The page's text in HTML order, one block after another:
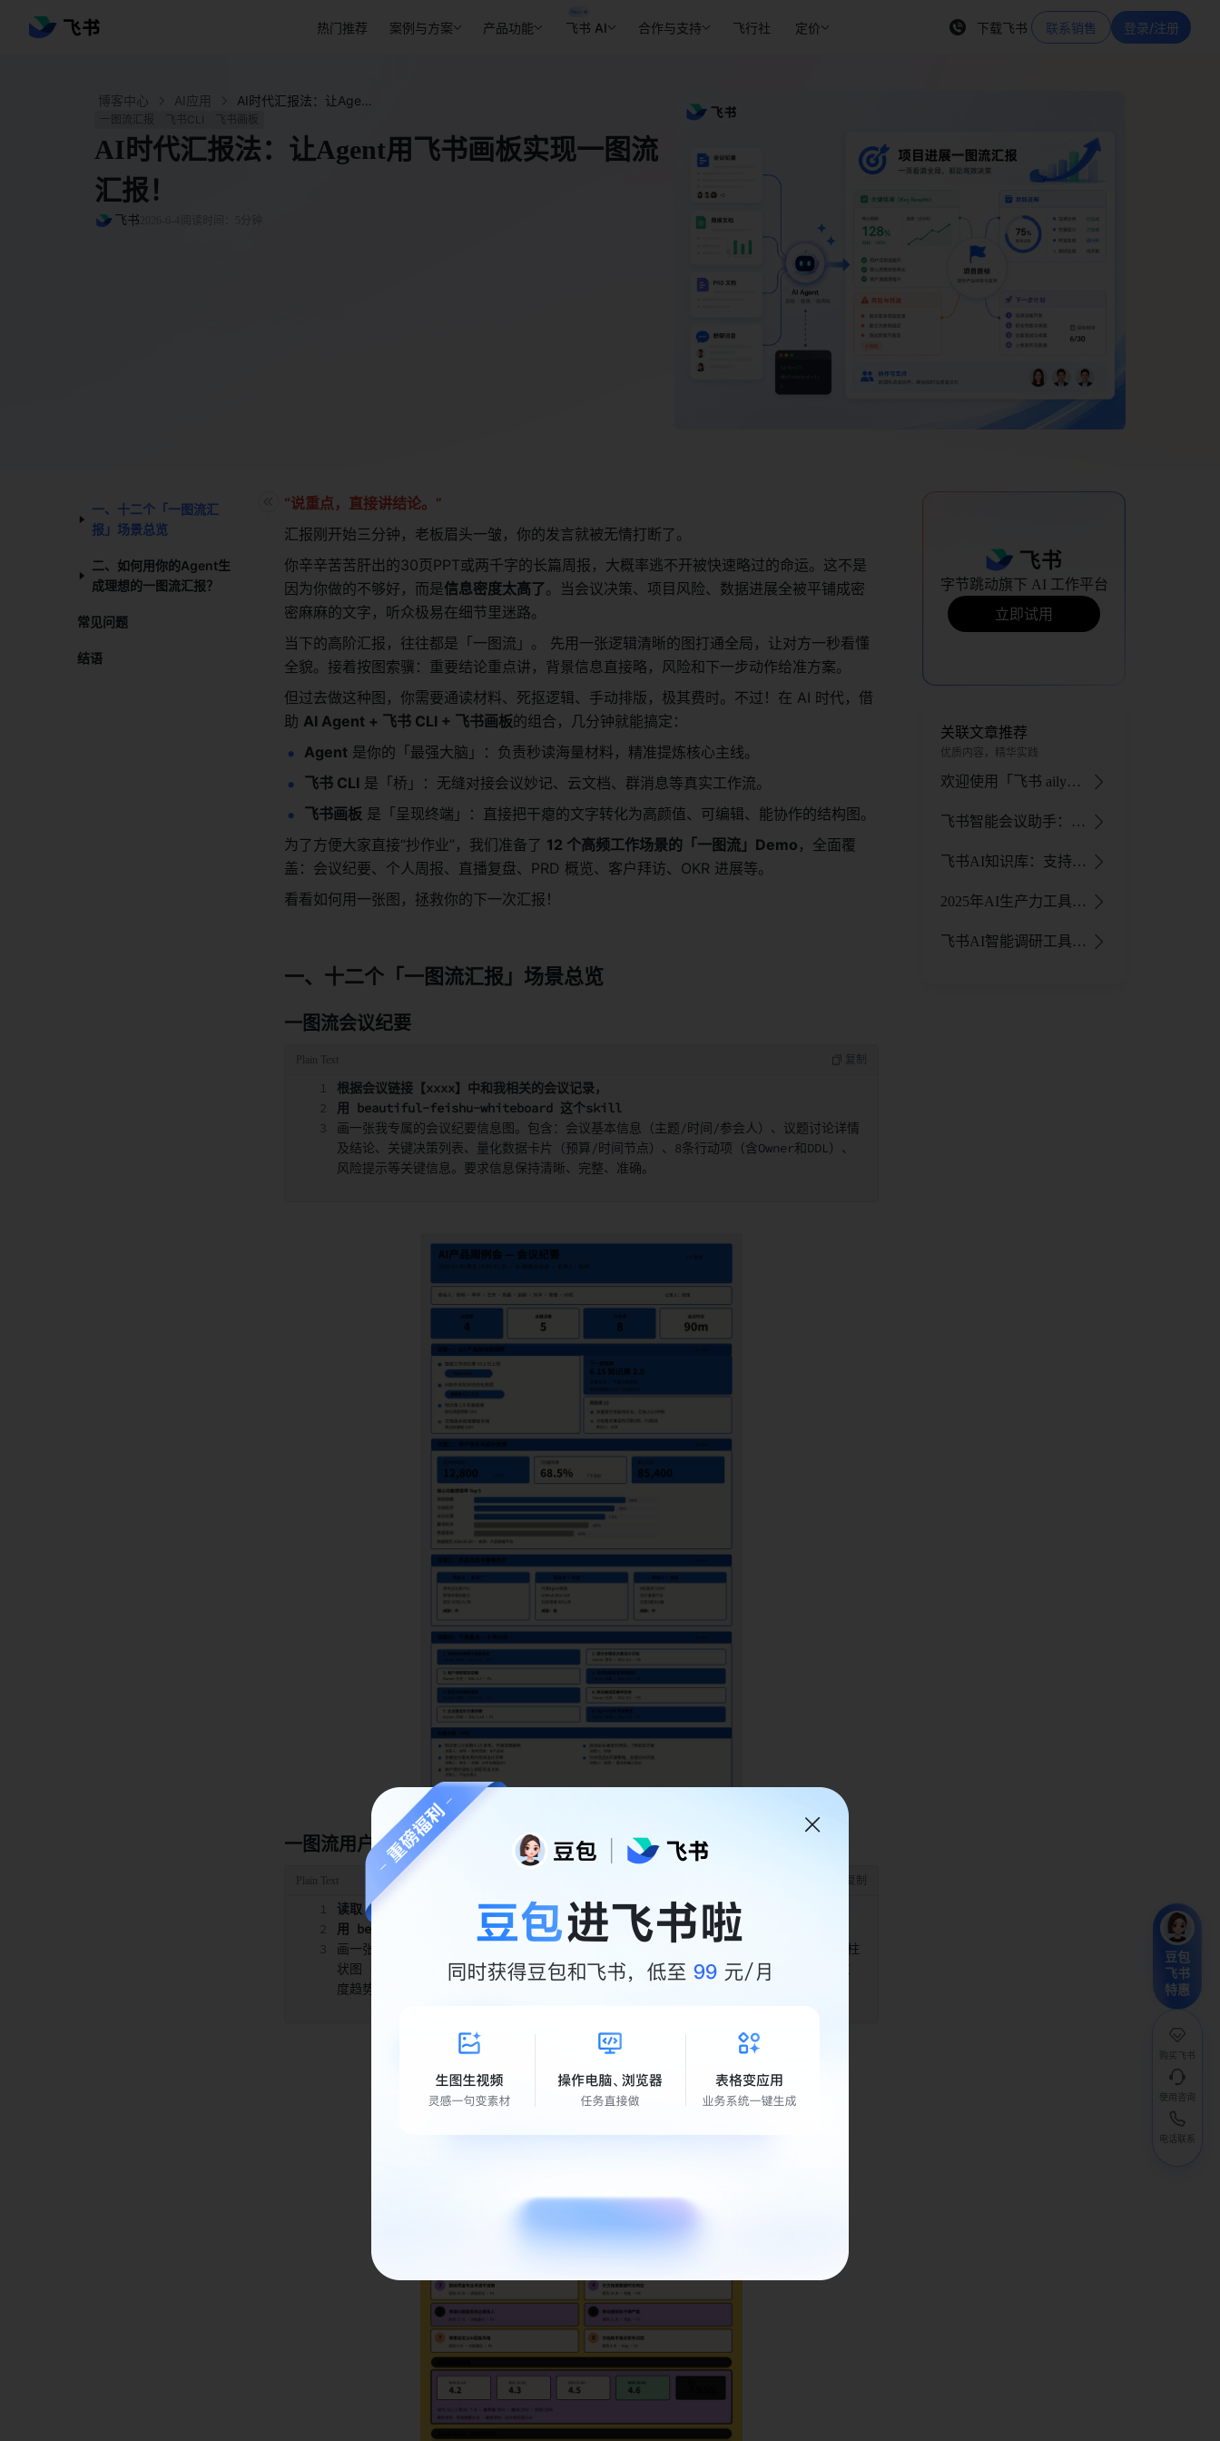
热门推荐 案例与方案 产品功能 飞书 AI 合作与支持 飞行社 定价 下载飞书 联系销售 登录/注册
博客中心 AI应用 AI时代汇报法：让Agent用飞书画板实现一图流汇报！ - 飞书官网
一图流汇报 飞书画板
AI时代汇报法：让Agent用飞书画板实现一图流
汇报！
飞书
一、十二个「一图流汇
报」场景总览​
二、如何用你的Agent生
成理想的一图流汇报？​
常见问题​
结语​
“说重点，直接讲结论。”
汇报刚开始三分钟，老板眉头一皱，你的发言就被无情打断了。
你辛辛苦苦肝出的30页PPT或两千字的长篇周报，大概率逃不开被快速略过的命运。这不是
因为你做的不够好，而是信息密度太高了。当会议决策、项目风险、数据进展全被平铺成密
密麻麻的文字，听众极易在细节里迷路。
当下的高阶汇报，往往都是「一图流」。 先用一张逻辑清晰的图打通全局，让对方一秒看懂
全貌。接着按图索骥：重要结论重点讲，背景信息直接略，风险和下一步动作给准方案。
但过去做这种图，你需要通读材料、死抠逻辑、手动排版，极其费时。不过！在 AI 时代，借
助 AI Agent + 飞书 CLI + 飞书画板的组合，几分钟就能搞定：
Agent 是你的「最强大脑」：负责秒读海量材料，精准提炼核心主线。
飞书 CLI 是「桥」：无缝对接会议妙记、云文档、群消息等真实工作流。
飞书画板 是「呈现终端」：直接把干瘪的文字转化为高颜值、可编辑、能协作的结构图。
为了方便大家直接“抄作业”，我们准备了 12 个高频工作场景的「一图流」Demo ，全面覆
盖：会议纪要、个人周报、直播复盘、PRD 概览、客户拜访、OKR 进展等。
看看如何用一张图，拯救你的下一次汇报！
一、十二个「一图流汇报」场景总览
一图流会议纪要
根据会议链接【xxxx】中和我相关的会议记录，
用 beautiful-feishu-whiteboard 这个skill
画一张我专属的会议纪要信息图。包含：会议基本信息（主题/时间/参会人）、议题讨论详情
及结论、关键决策列表、量化数据卡片（预算/时间节点）、8条行动项（含Owner和DDL）、
风险提示等关键信息。要求信息保持清晰、完整、准确。
一图流用户反馈周报
读取【xxx】反馈群本周聊天记录 ，
用 beautiful-feishu- whiteboard 这个skill
画一张 9:16 竖版用户反馈周报。包含：总量/已处理/待处理/处理率四个大数卡片、分类柱
状图（功能建议/Bug/体验/性能/其他）、Top 8 热门反馈卡片（含频次和优先级）、满意
度趋势（近4周评分+NPS）等信息
字节跳动旗下 AI 工作平台
立即试用
关联文章推荐
优质内容，精华实践
欢迎使用「飞书 aily」：企业级智能体开发平台，定制你的AI专属工作助手 - 飞书官网
飞书智能会议助手：AI 助力全流程，提升会议效率与体验
飞书AI知识库：支持问答的AI知识库，打造真正可用的第二大脑 - 飞书官网
2025年AI生产力工具与DeepSeek协同解决方案
飞书AI智能调研工具，让你的企业内调研更加轻松、智能化！ - 飞书官网
豆包
飞书
特惠
购买飞书
使用咨询
电话联系